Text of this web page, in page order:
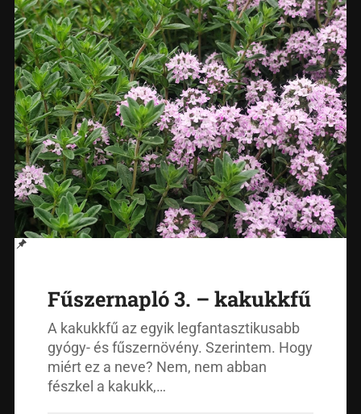
Fűszernapló 3. – kakukkfű
A kakukkfű az egyik legfantasztikusabb
gyógy- és fűszernövény. Szerintem. Hogy
miért ez a neve? Nem, nem abban
fészkel a kakukk,…